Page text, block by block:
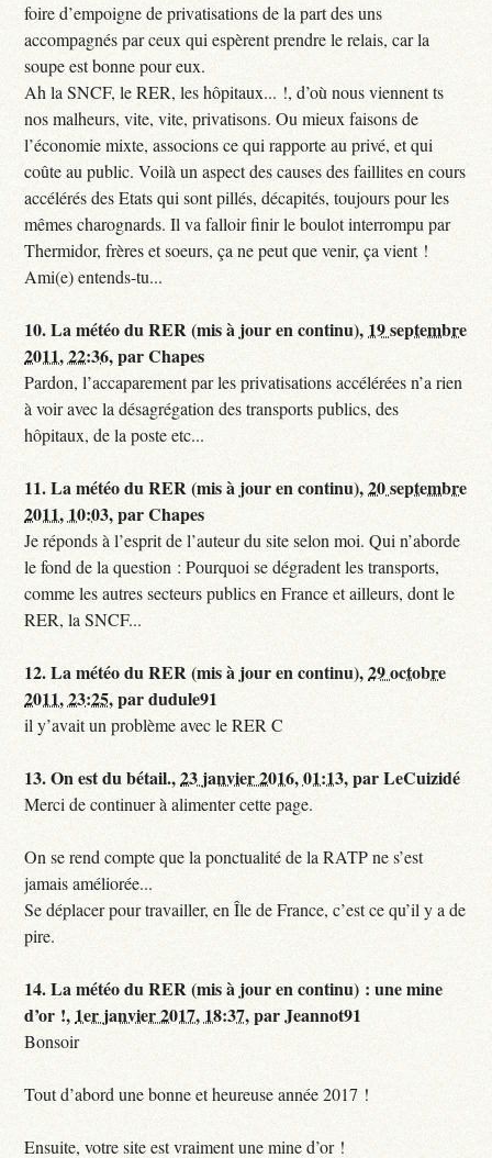
foire d’empoigne de privatisations de la part des uns
accompagnés par ceux qui espèrent prendre le relais, car la
soupe est bonne pour eux.
Ah la SNCF, le RER, les hôpitaux... !, d’où nous viennent ts
nos malheurs, vite, vite, privatisons. Ou mieux faisons de
l’économie mixte, associons ce qui rapporte au privé, et qui
coûte au public. Voilà un aspect des causes des faillites en cours
accélérés des Etats qui sont pillés, décapités, toujours pour les
mêmes charognards. Il va falloir finir le boulot interrompu par
Thermidor, frères et soeurs, ça ne peut que venir, ça vient !
Ami(e) entends-tu...
10.La météo du RER (mis à jour en continu), 19 septembre
2011, 22:36,parChapes
Pardon, l’accaparement par les privatisations accélérées n’a rien
à voir avec la désagrégation des transports publics, des
hôpitaux, de la poste etc...
11.La météo du RER (mis à jour en continu),20 septembre
2011, 10:03,parChapes
Je réponds à l’esprit de l’auteur du site selon moi. Qui n’aborde
le fond de la question : Pourquoi se dégradent les transports,
comme les autres secteurs publics en France et ailleurs, dont le
RER, la SNCF...
12.La météo du RER (mis à jour en continu),29 octobre
2011, 23:25,pardudule91
il y’avait un problème avec le RER C
13.On est du bétail.,23 janvier 2016, 01:13,parLeCuizidé
Merci de continuer à alimenter cette page.
On se rend compte que la ponctualité de la RATP ne s’est
jamais améliorée...
Se déplacer pour travailler, en Île de France, c’est ce qu’il y a de
pire.
14.La météo du RER (mis à jour en continu) : une mine
d’or !, 1er janvier 2017, 18:37,parJeannot91
Bonsoir
Tout d’abord une bonne et heureuse année 2017 !
Ensuite, votre site est vraiment une mine d’or !